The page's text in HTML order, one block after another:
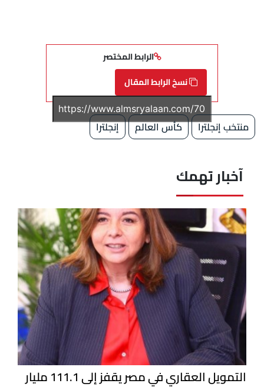
الرابط المختصر
نسخ الرابط المقال
منتخب إنجلترا كأس العالم إنجلترا
آخبار تهمك
التمويل العقاري في مصر يقفز إلى 111.1 مليار